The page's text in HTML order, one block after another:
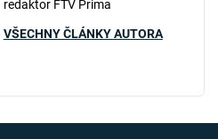
redaktor FTV Prima
VŠECHNY ČLÁNKY AUTORA